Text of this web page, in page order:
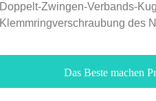
Doppelt-Zwingen-Verbands-
Klemmringverschraubung des
Das Beste machen